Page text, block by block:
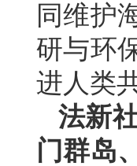
同维护
研与环
进人类
法新
门群岛